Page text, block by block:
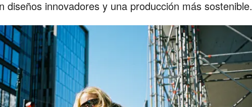
diseños innovadores y una producción más sostenible.